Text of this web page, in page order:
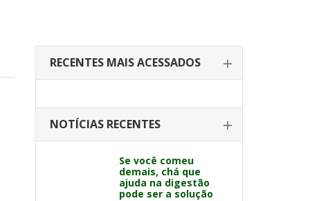
RECENTES MAIS ACESSADOS
NOTÍCIAS RECENTES
Se você comeu
demais, chá que
ajuda na digestão
pode ser a solução